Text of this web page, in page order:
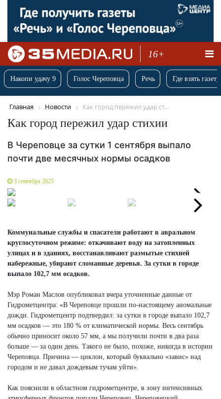
16+
Накопи удачу 9 Голос Череповца Речь Где взять
Главная Новости Как город пережил удар ст...
Как город пережил удар стихии
В Череповце за сутки 1 сентября выпало
почти две месячных нормы осадков
3 сентября 2025
Next
Коммунальные службы и спасатели работают в авральном
круглосуточном режиме: откачивают воду на затопленных
улицах и в зданиях, восстанавливают размытые стихией
набережные, убирают сломанные деревья. За сутки в городе
выпало 102,7 мм осадков.
Мэр Роман Маслов опубликовал вчера уточненные данные от
Гидрометцентра: «В Череповце прошли по-настоящему аномальные
дожди. Гидрометцентр подтвердил: за сутки в городе выпало 102,7
мм осадков — это 180 % от климатической нормы. Весь сентябрь
обычно приносит около 57 мм, а мы получили почти в два раза
больше — за один день. Такого не было, похоже, никогда в истории
Череповца. Причина — циклон, который буквально «завис» над
городом и не давал дождевым тучам уйти».
Как пояснили в областном гидрометцентре, в зону интенсивных